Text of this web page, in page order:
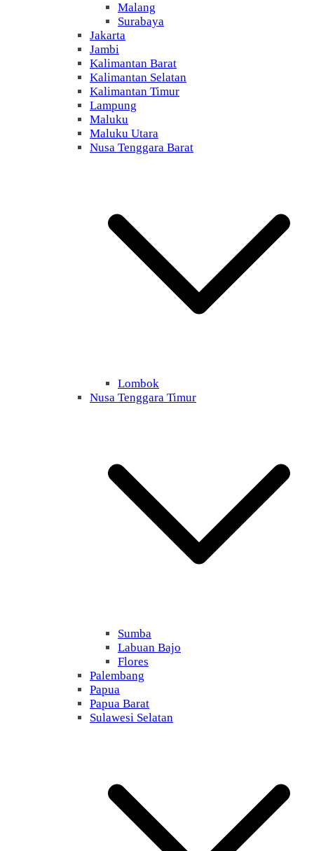
Malang
Surabaya
Jakarta
Jambi
Kalimantan Barat
Kalimantan Selatan
Kalimantan Timur
Lampung
Maluku
Maluku Utara
Nusa Tenggara Barat
Lombok
Nusa Tenggara Timur
Sumba
Labuan Bajo
Flores
Palembang
Papua
Papua Barat
Sulawesi Selatan